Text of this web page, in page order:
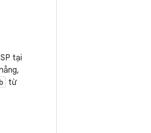
tại
từ